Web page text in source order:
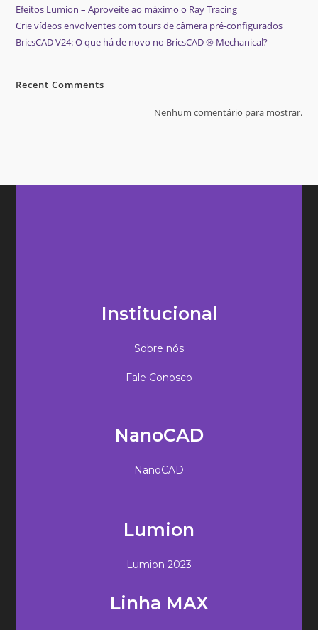
Efeitos Lumion – Aproveite ao máximo o Ray Tracing
Crie vídeos envolventes com tours de câmera pré-configurados
BricsCAD V24: O que há de novo no BricsCAD ® Mechanical?
Recent Comments
Nenhum comentário para mostrar.
Institucional
Sobre nós
Fale Conosco
NanoCAD
NanoCAD
Lumion
Lumion 2023
Linha MAX